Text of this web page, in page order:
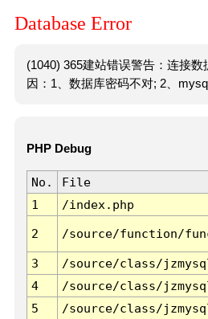
Database Error
(1040) 365建站错误警告：连接
因：1、数据库密码不对; 2、
PHP Debug
No. File
1
/index.php
2 /source/function/
3 /source/class/
4
/source/class/
5
/source/class/